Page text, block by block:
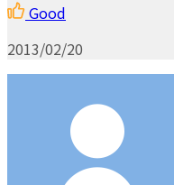
Good
2013/02/20